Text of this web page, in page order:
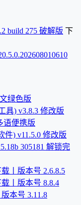
build 275 破解版 下
绿色版
具) v3.8.3 修改版
语便携版
件) v11.5.0 修改版
305181 解锁完
丨版本号 2.6.8.5
丨版本号 8.8.4
本号 3.11.8